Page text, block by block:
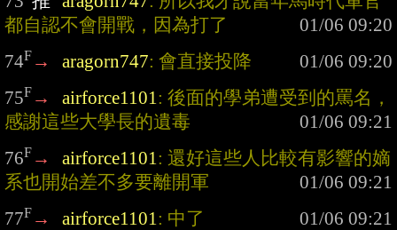
都自認不會開戰，因為打了
74F → aragorn747: 會直接投降
75F → airforce1101: 後面的學弟遭受到的罵名，
感謝這些大學長的遺毒
76F → airforce1101: 還好這些人比較有影響的嫡
系也開始差不多要離開軍
77F → airforce1101: 中了